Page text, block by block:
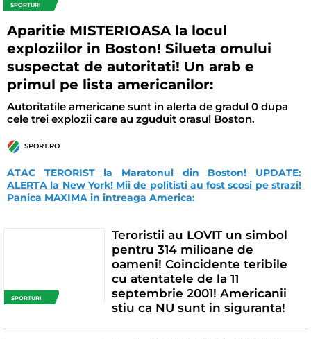
SPORTURI
Aparitie MISTERIOASA la locul
exploziilor in Boston! Silueta omului
suspectat de autoritati! Un arab e
primul pe lista americanilor:
Autoritatile americane sunt in alerta de gradul 0 dupa
cele trei explozii care au zguduit orasul Boston.
SPORT.RO
ATAC TERORIST la Maratonul din Boston! UPDATE:
ALERTA la New York! Mii de politisti au fost scosi pe strazi!
Panica MAXIMA in intreaga America:
SPORTURI
Teroristii au LOVIT un simbol
pentru 314 milioane de
oameni! Coincidente teribile
cu atentatele de la 11
septembrie 2001! Americanii
stiu ca NU sunt in siguranta!